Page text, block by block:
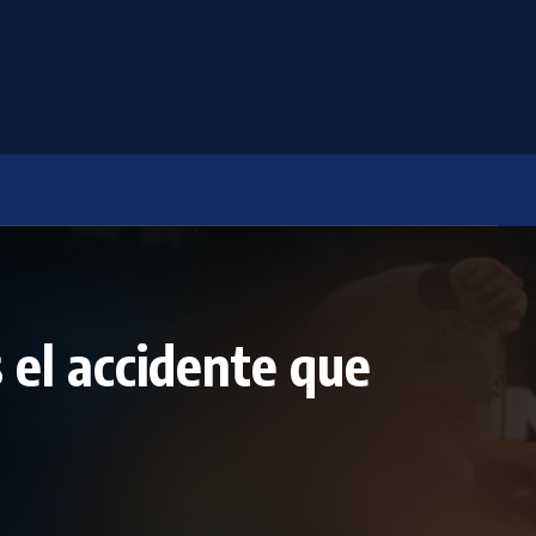
accidente que